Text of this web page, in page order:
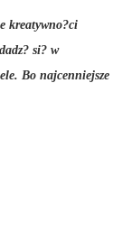
kreatywno?ci
si? w
Bo najcenniejsze